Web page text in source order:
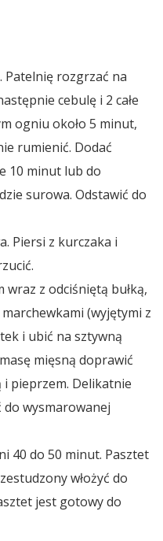
Patelnię rozgrzać na
cebulę i 2 całe
ogniu około 5 minut,
rumienić. Dodać
10 minut lub do
surowa. Odstawić do
Piersi z kurczaka i
z odciśniętą bułką,
(wyjętymi z
i ubić na sztywną
mięsną doprawić
i pieprzem. Delikatnie
do wysmarowanej
40 do 50 minut. Pasztet
włożyć do
jest gotowy do